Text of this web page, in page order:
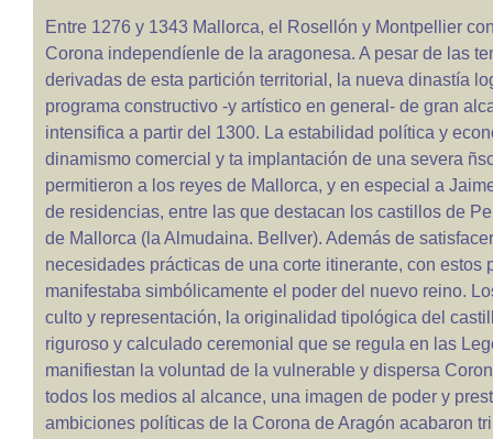
Entre 1276 y 1343 Mallorca, el Rosellón y Montpellier
Corona independíenle de la aragonesa. A pesar de las
derivadas de esta partición territorial, la nueva dinastía
programa constructivo -y artístico en general- de gran
intensifica a partir del 1300. La estabilidad política y
dinamismo comercial y ta implantación de una severa
permitieron a los reyes de Mallorca, y en especial a
de residencias, entre las que destacan los castillos de
de Mallorca (la Almudaina. Bellver). Además de
necesidades prácticas de una corte itinerante, con estos
manifestaba simbólicamente el poder del nuevo reino.
culto y representación, la originalidad tipológica del
riguroso y calculado ceremonial que se regula en las
manifiestan la voluntad de la vulnerable y dispersa
todos los medios al alcance, una imagen de poder y
ambiciones políticas de la Corona de Aragón acabaron